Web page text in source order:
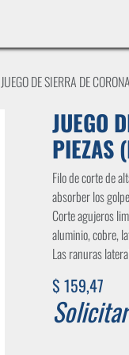
JUEGO DE SIERRA DE
JUEGO
PIEZAS
Filo de corte de
absorber los
Corte agujeros
aluminio, cobre,
Las ranuras
$ 159,47
Solicitar